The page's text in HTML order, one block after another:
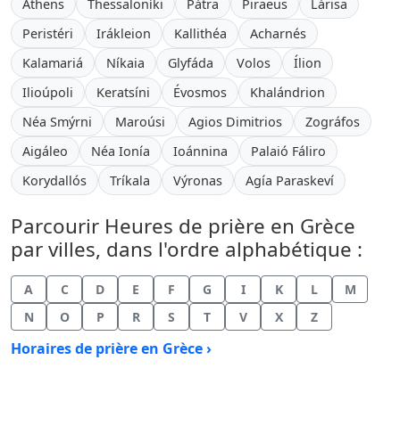
Athens Thessaloníki Pátra Piraeus
Lárisa
Peristéri
Irákleion Kallithéa
Acharnés
Kalamariá
Níkaia Glyfáda Volos
Ílion
Ilioúpoli
Keratsíni Évosmos
Khalándrion
Néa Smýrni
Maroúsi Agios Dimitrios
Zográfos
Aigáleo
Néa Ionía Ioánnina
Palaió Fáliro
Korydallós
Tríkala Výronas Agía Paraskeví
Parcourir Heures de prière en Grèce
par villes, dans l'ordre alphabétique :
A C D E F G I K L
M
N
O P R S T V X Z
Horaires de prière en Grèce ›